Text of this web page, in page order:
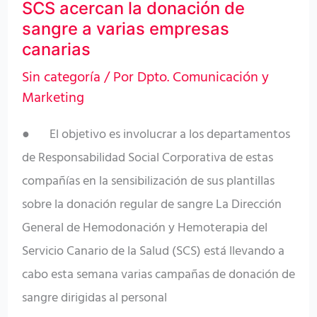
SCS acercan la donación de
sangre a varias empresas
canarias
Sin categoría/ PorDpto. Comunicación y
Marketing
● El objetivo es involucrar a los departamentos
de Responsabilidad Social Corporativa de estas
compañías en la sensibilización de sus plantillas
sobre la donación regular de sangre La Dirección
General de Hemodonación y Hemoterapia del
Servicio Canario de la Salud (SCS) está llevando a
cabo esta semana varias campañas de donación de
sangre dirigidas al personal
varias
empresas
canarias